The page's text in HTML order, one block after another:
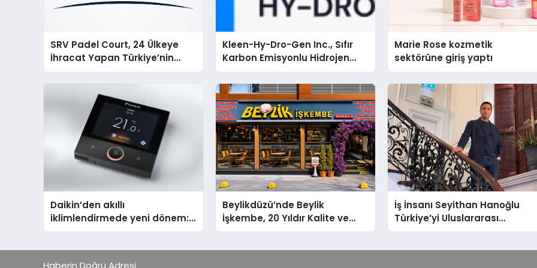
SRV Padel Court, 24 Ülkeye
İhracat Yapan Türkiye’nin
Padel Kortu Üretim Gücü
Kleen-Hy-Dro-Gen Inc., Sıfır
Karbon Emisyonlu Hidrojen
Isıtma Teknolojisinde ISO ve
TSSA Düzenleyici Onaylarını
Aldı
Marie Rose kozmetik
sektörüne giriş yaptı
Daikin’den akıllı
iklimlendirmede yeni dönem:
Madoka Plus Türkiye’de
Beylikdüzü’nde Beylik
İşkembe, 20 Yıldır Kalite ve
Lezzetin Değişmeyen Adresi
İş İnsanı Seyithan Hanoğlu
Türkiye’yi Uluslararası
Arenada Tanıtmayı
Haberin Doğru Adresi